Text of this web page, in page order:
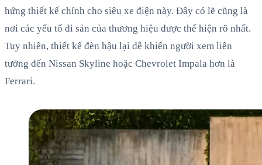
hứng thiết kế chính cho siêu xe điện này. Đây có lẽ cũng là
nơi các yếu tố di sản của thương hiệu được thể hiện rõ nhất.
Tuy nhiên, thiết kế đèn hậu lại dễ khiến người xem liên
tưởng đến Nissan Skyline hoặc Chevrolet Impala hơn là
Ferrari.